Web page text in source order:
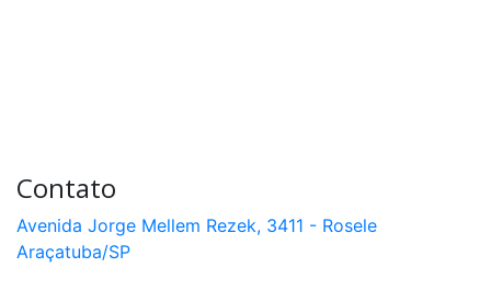
Contato
Avenida Jorge Mellem Rezek, 3411 - Rosele
Araçatuba/SP